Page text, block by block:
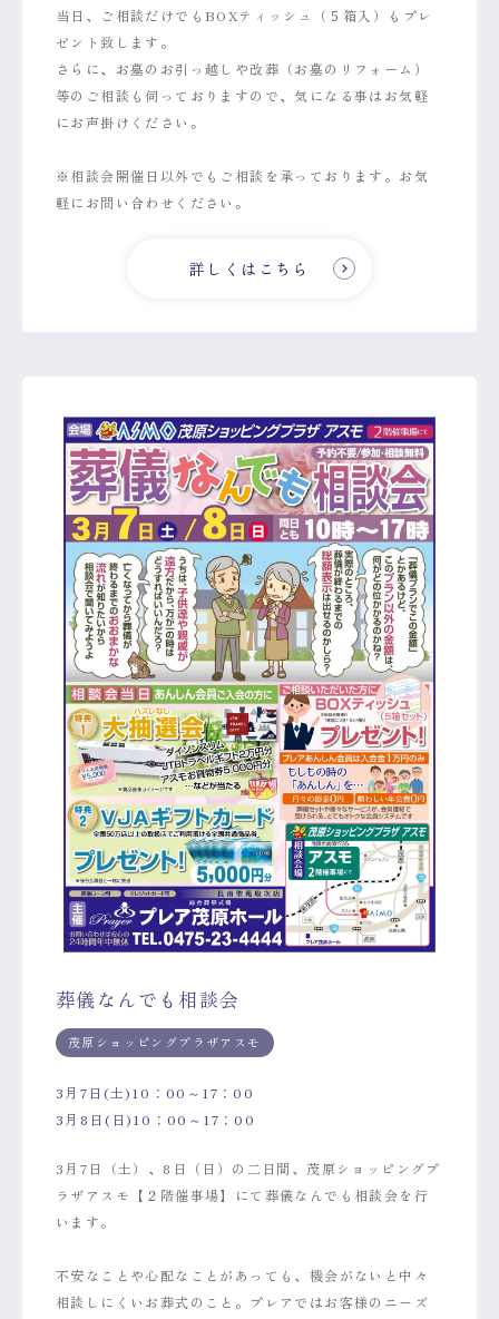
当日、ご相談だけでもBOXティッシュ（５箱入）もプレ
ゼント致します。
さらに、お墓のお引っ越しや改葬（お墓のリフォーム）
等のご相談も伺っておりますので、気になる事はお気軽
にお声掛けください。
※相談会開催日以外でもご相談を承っております。お気
軽にお問い合わせください。
詳しくはこちら
葬儀なんでも相談会
茂原ショッピングプラザアスモ
3月7日(土)10：00～17：00
3月8日(日)10：00～17：00
3月7日（土）、8日（日）の二日間、茂原ショッピングプ
ラザアスモ【２階催事場】にて葬儀なんでも相談会を行
います。
不安なことや心配なことがあっても、機会がないと中々
相談しにくいお葬式のこと。プレアではお客様のニーズ